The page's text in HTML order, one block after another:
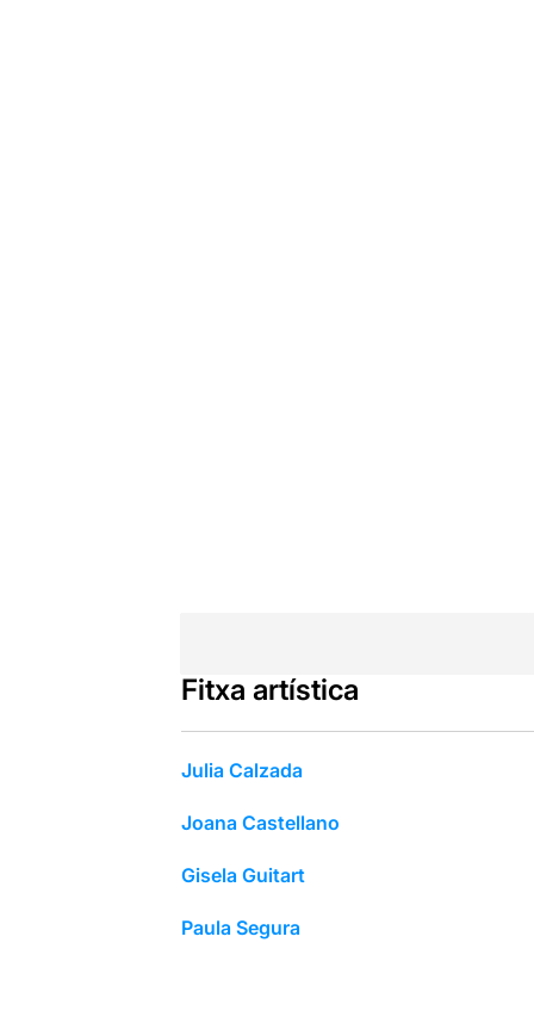
Fitxa artística
Julia Calzada
Joana Castellano
Gisela Guitart
Paula Segura